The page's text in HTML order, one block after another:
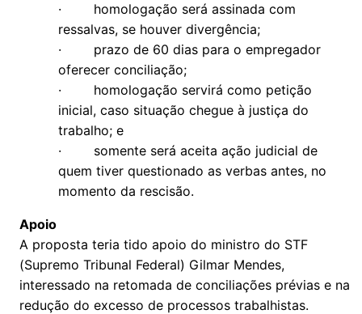
· homologação será assinada com
ressalvas, se houver divergência;
· prazo de 60 dias para o empregador
oferecer conciliação;
· homologação servirá como petição
inicial, caso situação chegue à justiça do
trabalho; e
· somente será aceita ação judicial de
quem tiver questionado as verbas antes, no
momento da rescisão.
Apoio
A proposta teria tido apoio do ministro do STF
(Supremo Tribunal Federal) Gilmar Mendes,
interessado na retomada de conciliações prévias e na
redução do excesso de processos trabalhistas.